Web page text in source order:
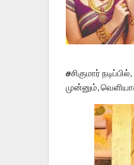
சசிகுமார்
முன்னும்,